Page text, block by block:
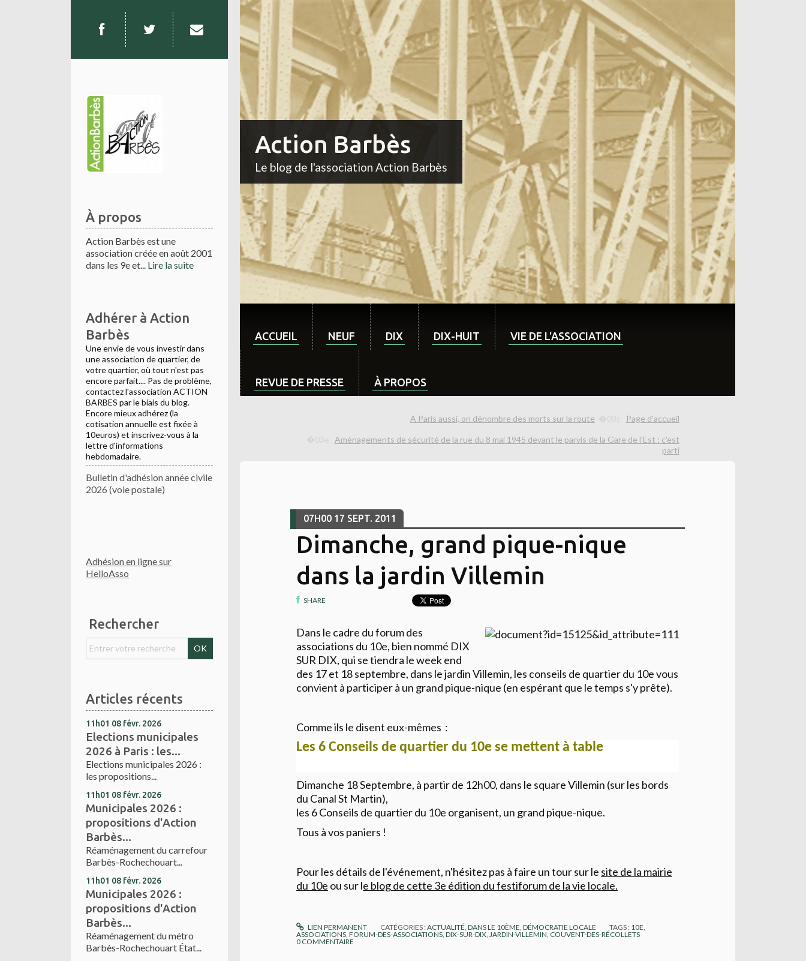
À propos
Action Barbès est une
association créée en août 2001
dans les 9e et... Lire la suite
Adhérer à Action
Barbès
Une envie de vous investir dans
une association de quartier, de
votre quartier, où tout n'est pas
encore parfait.... Pas de problème,
contactez l'association ACTION
BARBES par le biais du blog.
Encore mieux adhérez (la
cotisation annuelle est fixée à
10euros) et inscrivez-vous à la
lettre d'informations
hebdomadaire.
Bulletin d'adhésion année civile
2026 (voie postale)
Adhésion en ligne sur
HelloAsso
Rechercher
Articles récents
11h01 08 févr. 2026
Elections municipales
2026 à Paris : les...
Elections municipales 2026 :
les propositions...
11h01 08 févr. 2026
Municipales 2026 :
propositions d'Action
Barbès...
Réaménagement du carrefour
Barbès-Rochechouart...
11h01 08 févr. 2026
Municipales 2026 :
propositions d'Action
Barbès...
Réaménagement du métro
Barbès-Rochechouart État...
Action Barbès
Le blog de l'association Action Barbès
ACCUEIL NEUF DIX DIX-HUIT VIE DE L'ASSOCIATION
REVUE DE PRESSE À PROPOS
A Paris aussi, on dénombre des morts sur la route Page d'accueil
Aménagements de sécurité de la rue du 8 mai 1945 devant le parvis de la Gare de l'Est : c'est
parti
07H00 17 SEPT. 2011
Dimanche, grand pique-nique
dans la jardin Villemin
SHARE
Dans le cadre du forum des
associations du 10e, bien nommé DIX
SUR DIX, qui se tiendra le week end
des 17 et 18 septembre, dans le jardin Villemin, les conseils de quartier du 10e vous
convient à participer à un grand pique-nique (en espérant que le temps s'y prête).
Comme ils le disent eux-mêmes :
Les 6 Conseils de quartier du 10e se mettent à table
Dimanche 18 Septembre, à partir de 12h00, dans le square Villemin (sur les bords
du Canal St Martin),
les 6 Conseils de quartier du 10e organisent, un grand pique-nique.
Tous à vos paniers !
Pour les détails de l'événement, n'hésitez pas à faire un tour sur le site de la mairie
du 10e ou sur le blog de cette 3e édition du festiforum de la vie locale.
LIEN PERMANENT CATÉGORIES :ACTUALITÉ ,DANS LE 10ÈME ,DÉMOCRATIE LOCALE TAGS : 10E
ASSOCIATIONS FORUM-DES-ASSOCIATIONS DIX-SUR-DIX JARDIN-VILLEMIN COUVENT-DES-RÉCOLLETS
0 COMMENTAIRE